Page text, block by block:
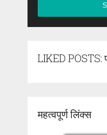
LIKED POSTS:
महत्वपूर्ण लिंक्स